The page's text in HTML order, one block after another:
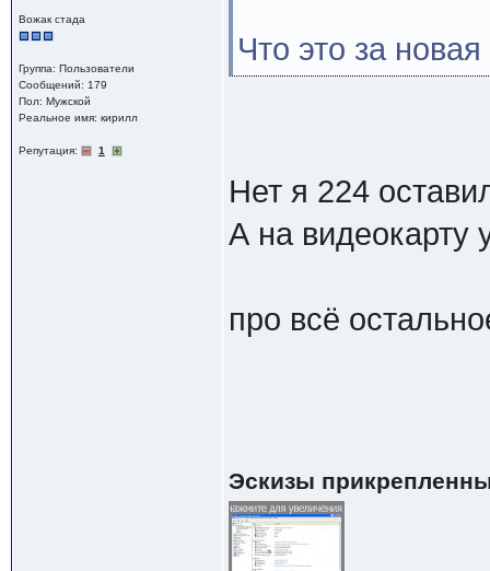
Вожак стада
Группа: Пользователи
Сообщений: 179
Пол: Мужской
Реальное имя: кирилл
Репутация: 1
Что это за
Нет я 224
А на видеокарту
про всё
Эскизы